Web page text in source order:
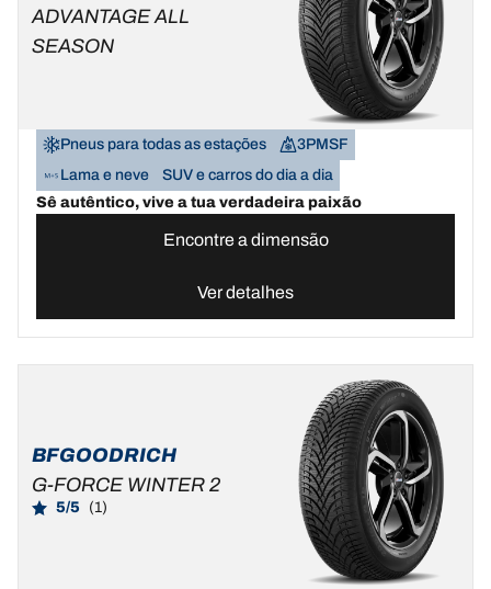
ADVANTAGE ALL
SEASON
Pneus para todas as estações
3PMSF
Lama e neve
SUV e carros do dia a dia
Sê autêntico, vive a tua verdadeira paixão
Encontre a dimensão
Ver detalhes
BFGOODRICH
G-FORCE WINTER 2
5/5 (1)